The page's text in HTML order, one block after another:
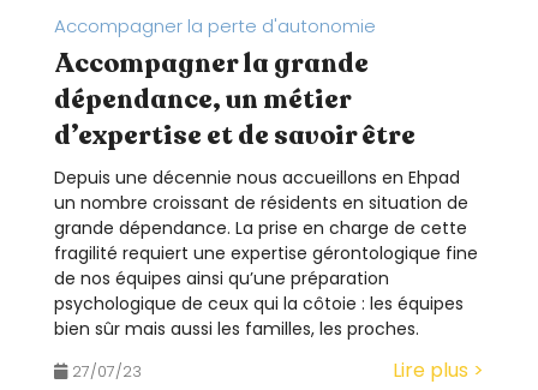
Accompagner la perte d'autonomie
Accompagner la grande
dépendance, un métier
d’expertise et de savoir être
Depuis une décennie nous accueillons en Ehpad
un nombre croissant de résidents en situation de
grande dépendance. La prise en charge de cette
fragilité requiert une expertise gérontologique fine
de nos équipes ainsi qu’une préparation
psychologique de ceux qui la côtoie : les équipes
bien sûr mais aussi les familles, les proches.
27/07/23 Lire plus >